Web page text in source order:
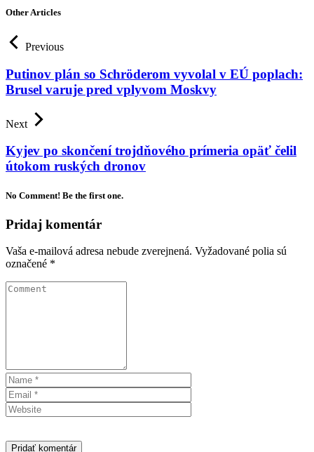
Other Articles
Previous
Putinov plán so Schröderom vyvolal v EÚ poplach:
Brusel varuje pred vplyvom Moskvy
Next
Kyjev po skončení trojdňového prímeria opäť čelil
útokom ruských dronov
No Comment! Be the first one.
Pridaj komentár
Vaša e-mailová adresa nebude zverejnená. Vyžadované polia sú
označené *